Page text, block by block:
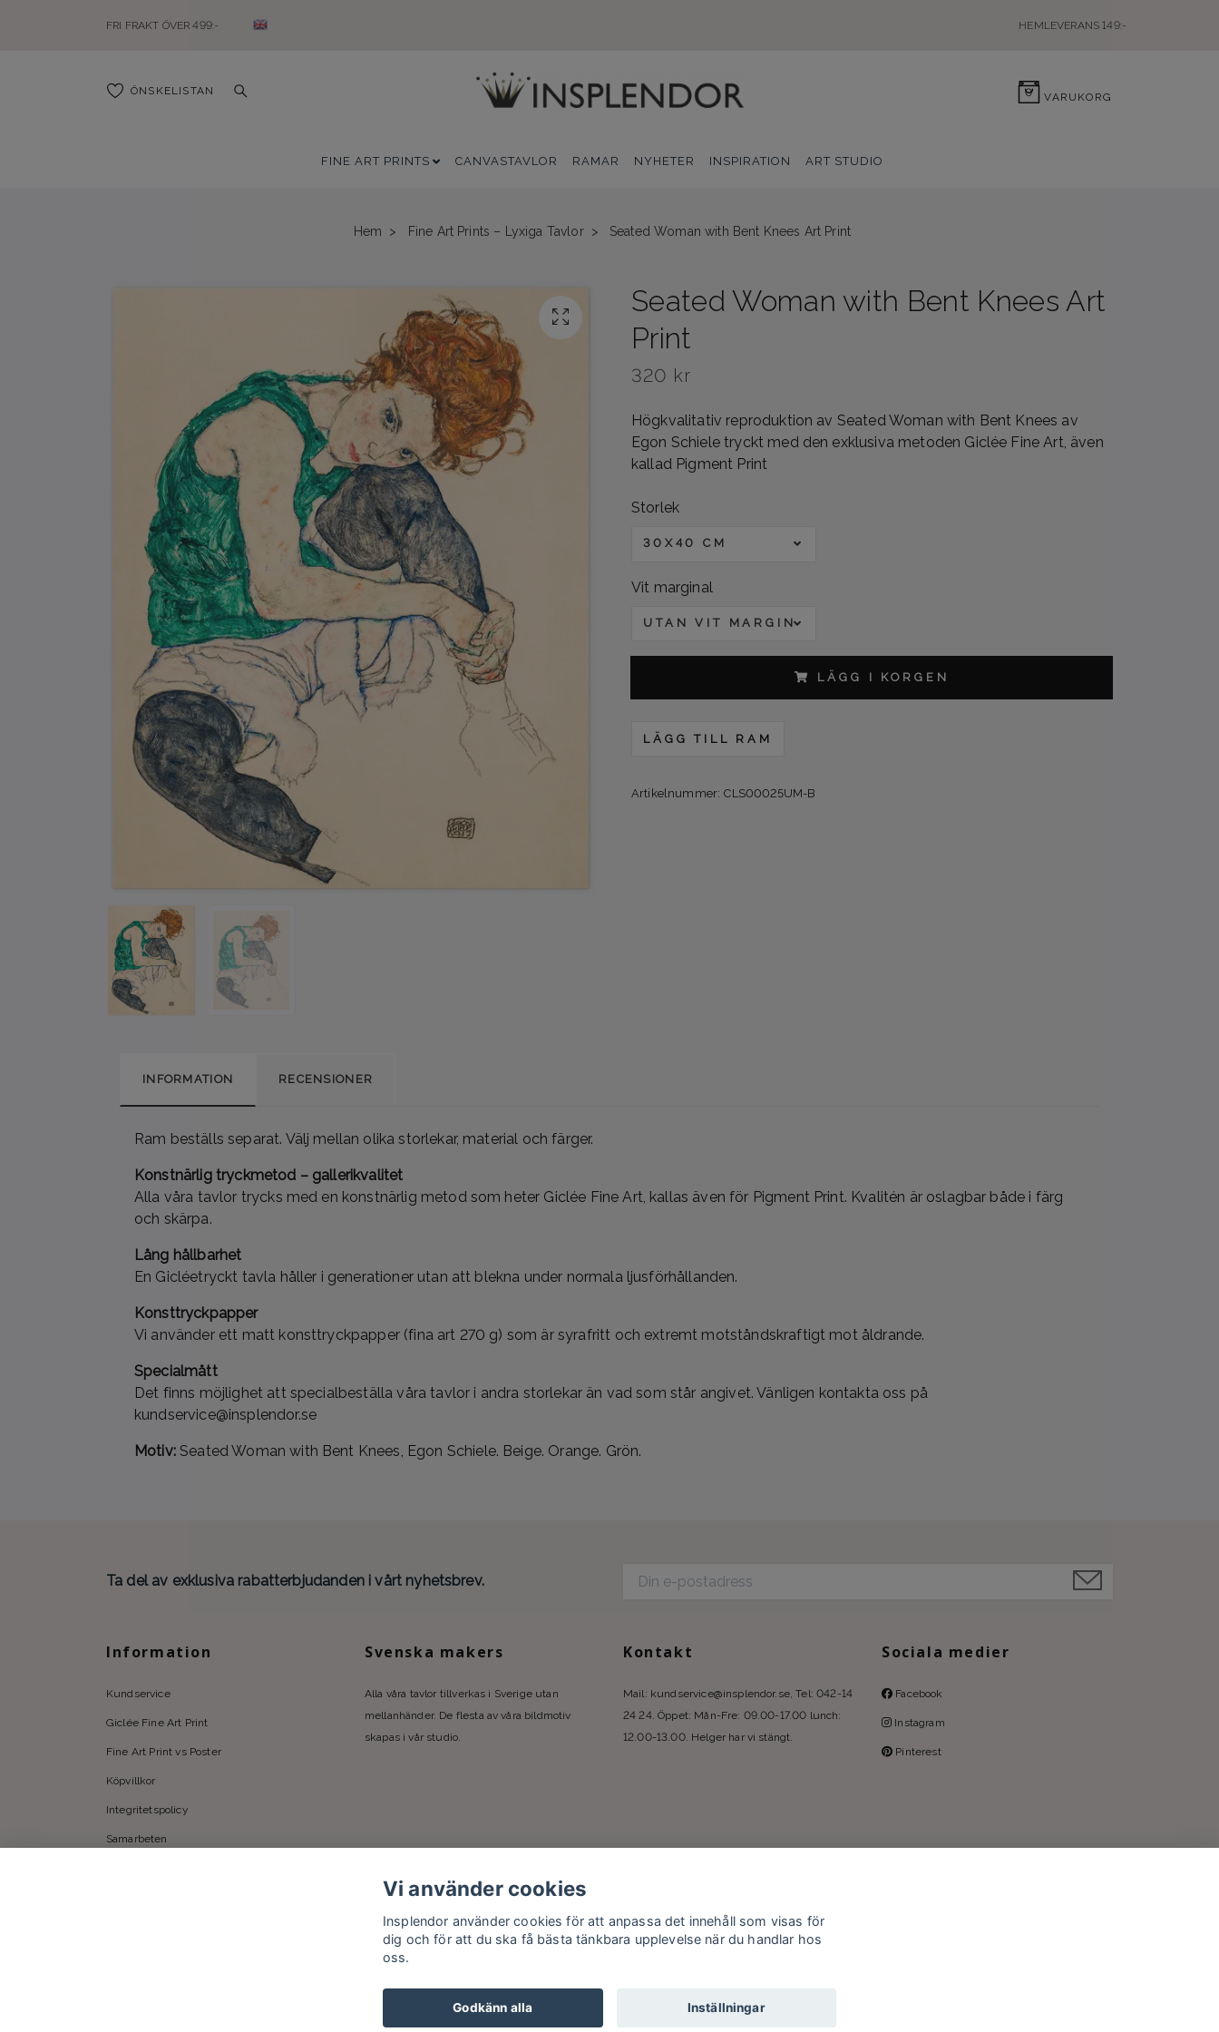
FRI FRAKT ÖVER 499:- HEMLEVERANS 149:-
ÖNSKELISTAN 0 VARUKORG
FINE ART PRINTS CANVASTAVLOR RAMAR NYHETER INSPIRATION ART STUDIO
Hem Fine Art Prints – Lyxiga Tavlor Seated Woman with Bent Knees Art Print
Seated Woman with Bent Knees Art
Print
320 kr
Högkvalitativ reproduktion av Seated Woman with Bent Knees av
Egon Schiele tryckt med den exklusiva metoden Giclée Fine Art, även
kallad Pigment Print
Storlek
30X40 CM
Vit marginal
UTAN VIT MARGINAL
LÄGG I KORGEN
LÄGG TILL RAM
Artikelnummer: CLS00025UM-B
INFORMATION RECENSIONER
Ram beställs separat. Välj mellan olika storlekar, material och färger.
Konstnärlig tryckmetod – gallerikvalitet
Alla våra tavlor trycks med en konstnärlig metod som heter Giclée Fine Art, kallas även för Pigment Print. Kvalitén är oslagbar både i färg
och skärpa.
Lång hållbarhet
En Gicléetryckt tavla håller i generationer utan att blekna under normala ljusförhållanden.
Konsttryckpapper
Vi använder ett matt konsttryckpapper (fina art 270 g) som är syrafritt och extremt motståndskraftigt mot åldrande.
Specialmått
Det finns möjlighet att specialbeställa våra tavlor i andra storlekar än vad som står angivet. Vänligen kontakta oss på
kundservice@insplendor.se
Motiv:Seated Woman with Bent Knees, Egon Schiele. Beige. Orange. Grön.
Ta del av exklusiva rabatterbjudanden i vårt nyhetsbrev.
Information
Kundservice
Giclée Fine Art Print
Fine Art Print vs Poster
Köpvillkor
Integritetspolicy
Samarbeten
Svenska makers
Alla våra tavlor tillverkas i Sverige utan
mellanhänder. De flesta av våra bildmotiv
skapas i vår studio.
Kontakt
Mail: kundservice@insplendor.se, Tel: 042-14
24 24. Öppet: Mån-Fre: 09.00-17.00 lunch:
12.00-13.00. Helger har vi stängt.
Sociala medier
Facebook
Instagram
Pinterest
Vi använder cookies
Insplendor använder cookies för att anpassa det innehåll som visas för
dig och för att du ska få bästa tänkbara upplevelse när du handlar hos
oss.
Godkänn alla Inställningar